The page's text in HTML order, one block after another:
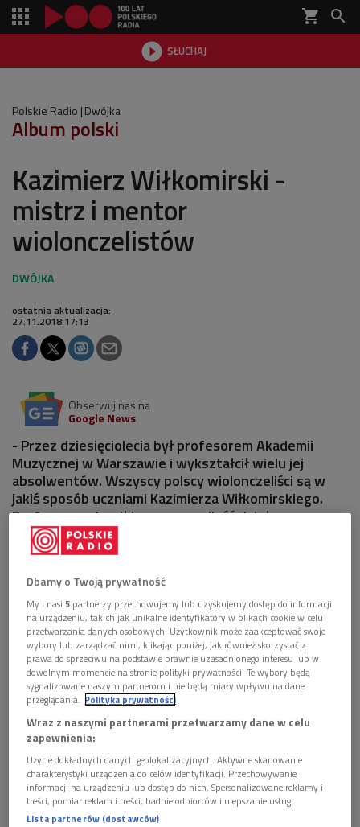
shopping_cart 
 SŁUCHAJ

Polskie Radio Dwójka
Album polski
Kazimierz Wiłkomirski -
mistrz i mentor
wiolonczelistów
ostatnia aktualizacja:
27.11.2018 17:13
Obserwuj nas na
Google News
- Przez dziesięciolecia był profesorem Akademii
Muzycznej w Warszawie i wykształcił wielu jej
absolwentów. Wszyscy polscy wiolonczeliści są w
jakiś sposób uczniami Kazimierza Wiłkomirskiego.
Profesor zostawił im ogromną ilość dzieł
wiolonczelowych we wspaniałych opracowaniach –
mówił w Dwójce prof. Roman Lasocki.
1 plik
 27'25 
Kazimierz Wiłkomirski. Wiolonczelista,
kompozytor, dyrygent (Album Polski/Dwójka)
Dbamy o Twoją prywatność
My i nasi5 partnerzy przechowujemy lub uzyskujemy dostęp do informacji
na urządzeniu, takich jak unikalne identyfikatory w plikach cookie w celu
przetwarzania danych osobowych. Użytkownik może zaakceptować swoje
wybory lub zarządzać nimi, klikając poniżej, jak również skorzystać z
prawa do sprzeciwu na podstawie prawnie uzasadnionego interesu lub w
dowolnym momencie na stronie polityki prywatności. Te wybory będą
sygnalizowane naszym partnerom i nie będą miały wpływu na dane
przeglądania. Polityka prywatności
Wraz z naszymi partnerami przetwarzamy dane w celu
zapewnienia:
Użycie dokładnych danych geolokalizacyjnych. Aktywne skanowanie
charakterystyki urządzenia do celów identyfikacji. Przechowywanie
informacji na urządzeniu lub dostęp do nich. Spersonalizowane reklamy i
treści, pomiar reklam i treści, badnie odbiorców i ulepszanie usług.
Lista partnerów (dostawców)